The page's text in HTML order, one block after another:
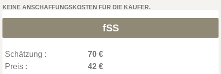
KEINE ANSCHAFFUNGSKOSTEN FÜR DIE KÄUFER.
fSS
Schätzung :
70 €
Preis :
42 €